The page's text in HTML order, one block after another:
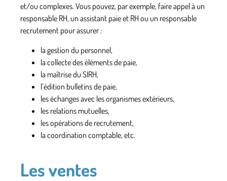
et/ou complexes. Vous pouvez, par exemple, faire appel à un
responsable RH, un assistant paie et RH ou un responsable
recrutement pour assurer :
la gestion du personnel,
la collecte des éléments de paie,
la maîtrise du SIRH,
l’édition bulletins de paie,
les échanges avec les organismes extérieurs,
les relations mutuelles,
les opérations de recrutement,
la coordination comptable, etc.
Les ventes